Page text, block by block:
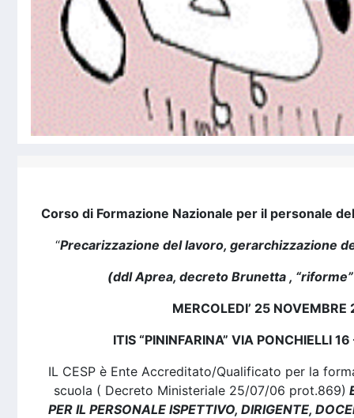
Corso di Formazione Nazionale per il personale
“Precarizzazione del lavoro, gerarchizzazione
(ddl Aprea, decreto Brunetta ,
MERCOLEDI’ 25
ITIS “PININFARINA” VIA PONCHIELLI
IL CESP è Ente Accreditato/Qualificato per la
scuola ( Decreto Ministeriale 25/07/06 prot.869)
PER IL PERSONALE ISPETTIVO, DIRIGENTE,